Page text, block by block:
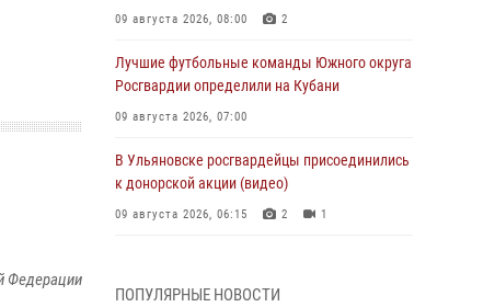
Федерации
09 августа 2026, 08:00 2
Лучшие футбольные команды Южного округа
Росгвардии определили на Кубани
09 августа 2026, 07:00
В Ульяновске росгвардейцы присоединились
к донорской акции (видео)
09 августа 2026, 06:15 2 1
ПОПУЛЯРНЫЕ НОВОСТИ